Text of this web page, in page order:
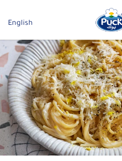
English